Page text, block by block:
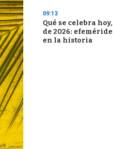
09:13
Qué se celebra
de 2026:
en la historia